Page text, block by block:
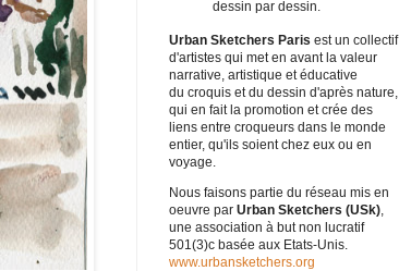
dessin par dessin.
Urban Sketchers Paris est un collectif
d'artistes qui met en avant la valeur
narrative, artistique et éducative
du croquis et du dessin d'après nature,
qui en fait la promotion et crée des
liens entre croqueurs dans le monde
entier, qu'ils soient chez eux ou en
voyage.
Nous faisons partie du réseau mis en
oeuvre par Urban Sketchers (USk)
une association à but non lucratif
501(3)c basée aux Etats-Unis.
www.urbansketchers.org